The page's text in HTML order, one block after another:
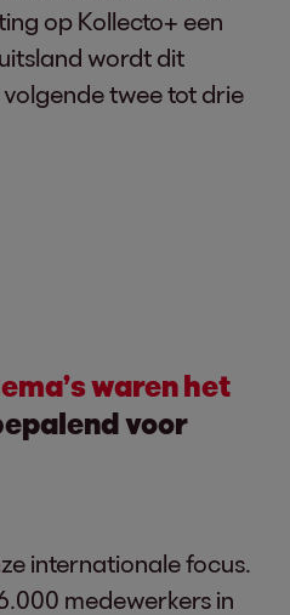
op Kollecto+ een
wordt dit
twee tot drie
waren het
voor
internationale focus.
medewerkers in